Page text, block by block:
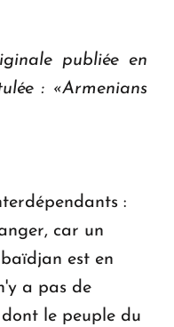
publiée en
: «Armenians
:
car un
est en
a pas de
le peuple du